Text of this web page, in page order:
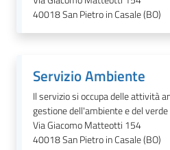
40018San Pietro in Casale (BO)
Servizio Ambiente
Il servizio si occupa delle attività
gestione dell'ambiente e del
Via Giacomo Matteotti 154
40018San Pietro in Casale (BO)